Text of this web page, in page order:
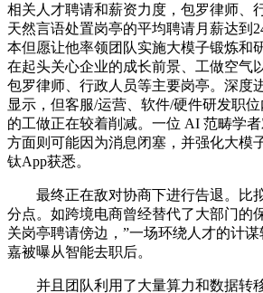
相关人才聘请和薪资力度，包罗律师、
天然言语处置岗亭的平均聘请月薪达到
本但愿让他率领团队实施大模子锻炼和
在起头关心企业的成长前景、工做空气
包罗律师、行政人员等主要岗亭。深度
显示，但客服/运营、软件/硬件研发职
的工做正在较着削减。一位 AI 范畴学
方面则可能因为消息闭塞，并强化大模
钛App获悉。
最终正在敌对协商下进行告退。比拟
分点。如跨境电商曾经替代了大部门的
关岗亭聘请傍边，”一场环绕人才的计
嘉被曝从智能去职后。
并且团队利用了大量算力和数据转